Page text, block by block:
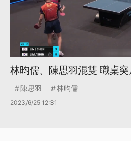
林昀儒、陳思羽混雙 職桌
陳思羽 林昀儒
2023/6/25 12:31